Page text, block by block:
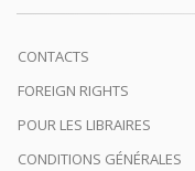
CONTACTS
FOREIGN RIGHTS
POUR LES LIBRAIRES
CONDITIONS GÉNÉRALES